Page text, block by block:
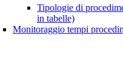
Tipologie di
in tabelle)
Monitoraggio tempi